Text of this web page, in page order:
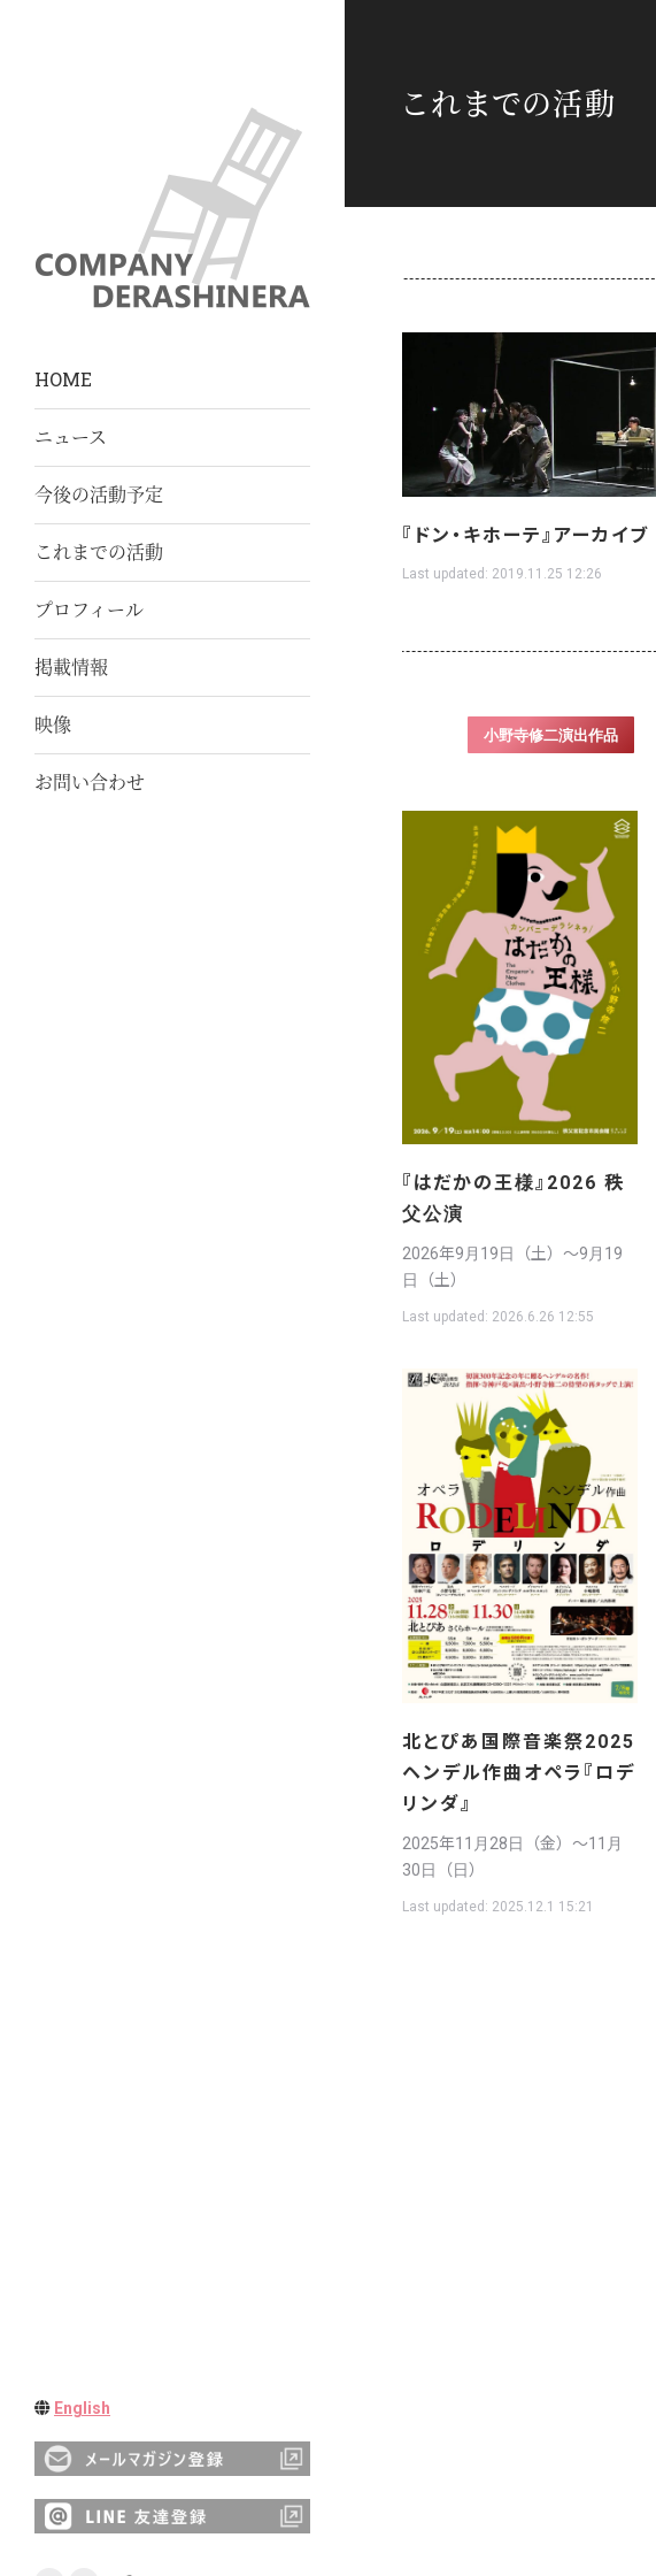
HOME
ニュース
今後の活動予定
これまでの活動
プロフィール
掲載情報
映像
お問い合わせ
English
これまでの活動
『ドン・キホーテ』アーカイブ
Last updated: 2019.11.25 12:26
小野寺修二演出作品
『はだかの王様』2026 秩
父公演
2026年9月19日（土）〜9月19
日（土）
Last updated: 2026.6.26 12:55
北とぴあ国際音楽祭2025
ヘンデル作曲オペラ『ロデ
リンダ』
2025年11月28日（金）〜11月
30日（日）
Last updated: 2025.12.1 15:21